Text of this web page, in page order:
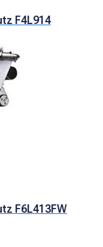
F4L914
F6L413FW